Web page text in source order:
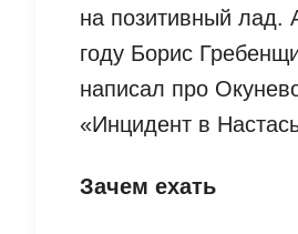
на позитивный лад.
году Борис
написал про
«Инцидент в
Зачем ехать